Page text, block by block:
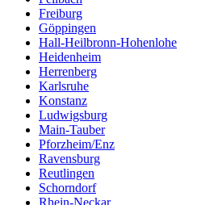
Freiburg
Göppingen
Hall-Heilbronn-Hohenlohe
Heidenheim
Herrenberg
Karlsruhe
Konstanz
Ludwigsburg
Main-Tauber
Pforzheim/Enz
Ravensburg
Reutlingen
Schorndorf
Rhein-Neckar